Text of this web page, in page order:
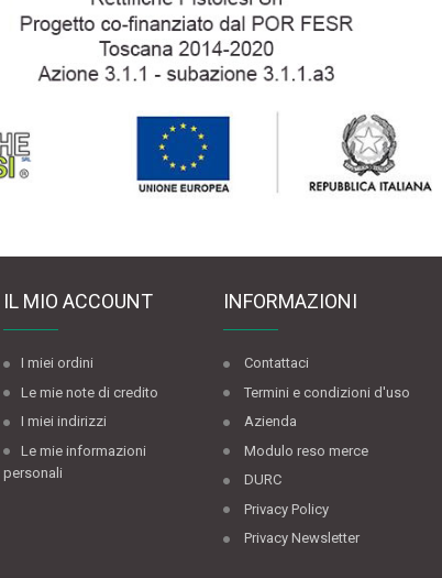
IL MIO ACCOUNT
I miei ordini
Le mie note di credito
I miei indirizzi
Le mie informazioni
personali
INFORMAZIONI
Contattaci
Termini e condizioni d'uso
Azienda
Modulo reso merce
DURC
Privacy Policy
Privacy Newsletter